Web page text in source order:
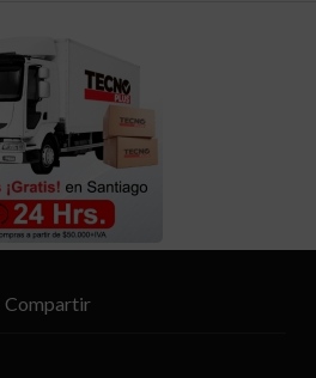
Compartir